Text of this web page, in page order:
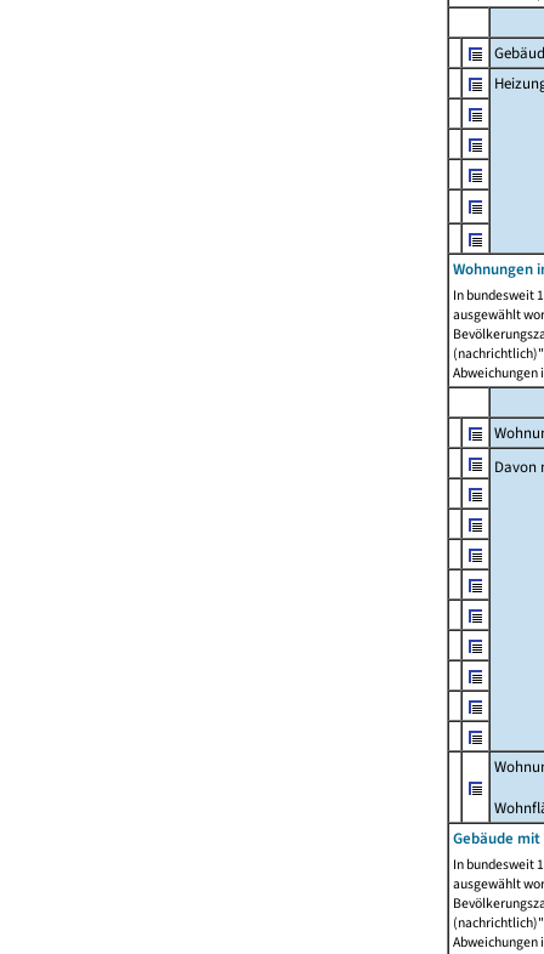
Wohnungen
In bundesweit
ausgewählt
Abweichungen
Davon
Gebäude
In bundesweit
ausgewählt
Abweichungen